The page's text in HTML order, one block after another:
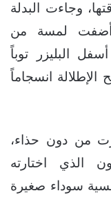
وجاءت البدلة
أضفت لمسة من
البليزر توباً
الإطلالة انسجاماً
من دون حذاء،
الذي اختارته
سوداء صغيرة